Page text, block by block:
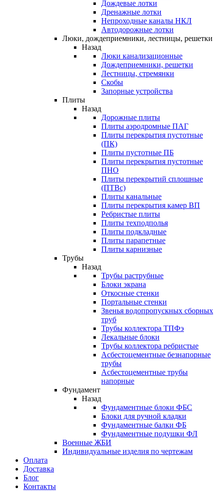
Дождевые лотки
Дренажные лотки
Непроходные каналы НКЛ
Автодорожные лотки
Люки, дождеприемники, лестницы, решетки
Назад
Люки канализационные
Дождеприемники, решетки
Лестницы, стремянки
Скобы
Запорные устройства
Плиты
Назад
Дорожные плиты
Плиты аэродромные ПАГ
Плиты перекрытия пустотные
(ПК)
Плиты пустотные ПБ
Плиты перекрытия пустотные
ПНО
Плиты перекрытий сплошные
(ПТВс)
Плиты канальные
Плиты перекрытия камер ВП
Ребристые плиты
Плиты техподполья
Плиты подкладные
Плиты парапетные
Плиты карнизные
Трубы
Назад
Трубы раструбные
Блоки экрана
Откосные стенки
Портальные стенки
Звенья водопропускных сборных
труб
Трубы коллектора ТПФэ
Лекальные блоки
Трубы коллектора ребристые
Асбестоцементные безнапорные
трубы
Асбестоцементные трубы
напорные
Фундамент
Назад
Фундаментные блоки ФБС
Блоки для ручной кладки
Фундаментные балки ФБ
Фундаментные подушки ФЛ
Военные ЖБИ
Индивидуальные изделия по чертежам
Оплата
Доставка
Блог
Контакты